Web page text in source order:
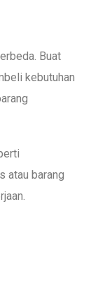
Buat
kebutuhan
atau barang